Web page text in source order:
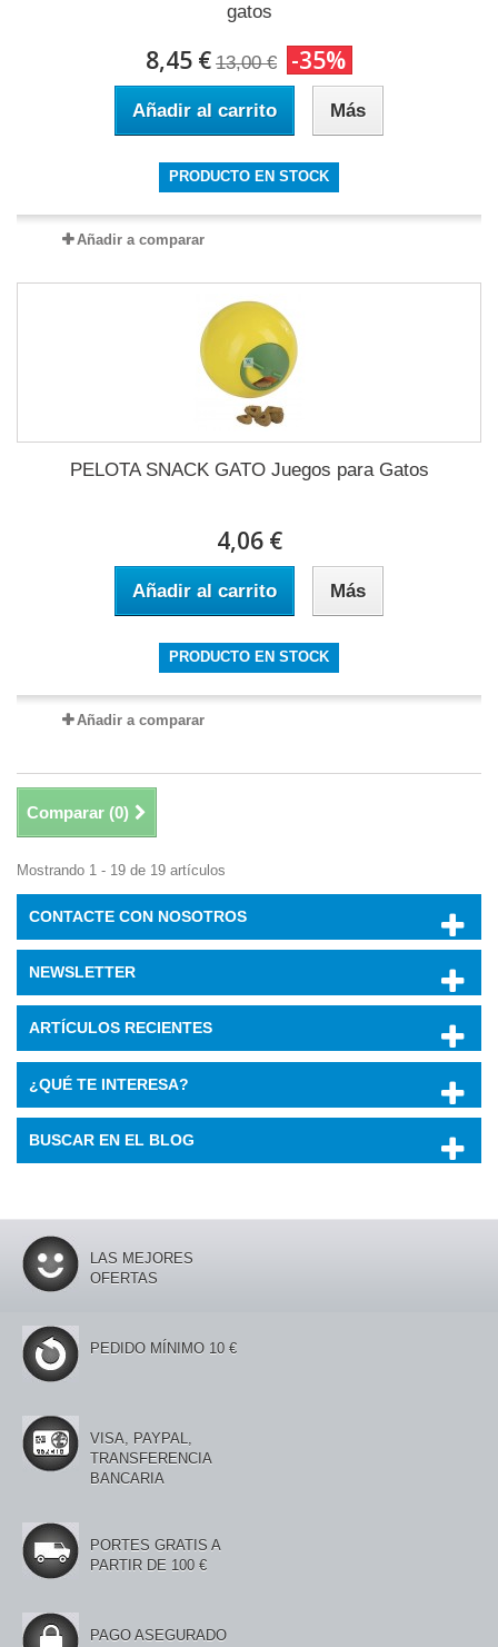
gatos
8,45 € 13,00 € -35%
Añadir al carrito Más
PRODUCTO EN STOCK
Añadir a comparar
PELOTA SNACK GATO Juegos para Gatos
4,06 €
Añadir al carrito Más
PRODUCTO EN STOCK
Añadir a comparar
Comparar (0)
Mostrando 1 - 19 de 19 artículos
CONTACTE CON NOSOTROS
NEWSLETTER
ARTÍCULOS RECIENTES
¿QUÉ TE INTERESA?
BUSCAR EN EL BLOG
LAS MEJORES
OFERTAS
PEDIDO MÍNIMO 10 €
VISA, PAYPAL,
TRANSFERENCIA
BANCARIA
PORTES GRATIS A
PARTIR DE 100 €
PAGO ASEGURADO